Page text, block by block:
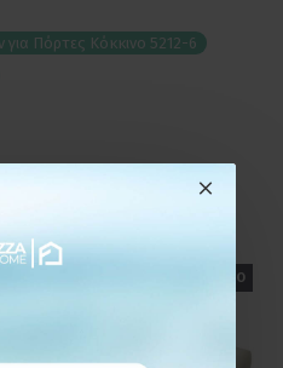
Πόρτες Κόκκινο 5212-6
ΕΤΟΙΜΟΠΑΡΑΔΟΤΟ